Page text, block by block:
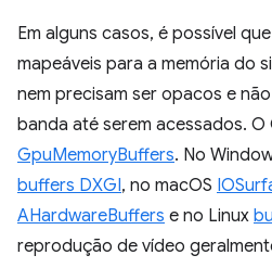
Em alguns casos, é possível
mapeáveis para a memória do
nem precisam ser opacos e
banda até serem acessados. O
GpuMemoryBuffers. No
buffers DXGI, no macOS
AHardwareBuffers e no Linux
reprodução de vídeo